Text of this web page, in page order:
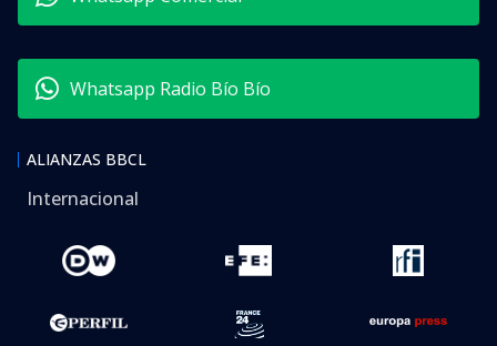
Whatsapp Radio Bío Bío
ALIANZAS BBCL
Internacional